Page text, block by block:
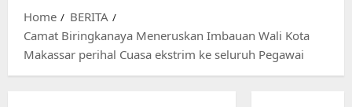
Home
BERITA
Camat Biringkanaya Meneruskan Imbauan Wali Kota
Makassar perihal Cuasa ekstrim ke seluruh Pegawai